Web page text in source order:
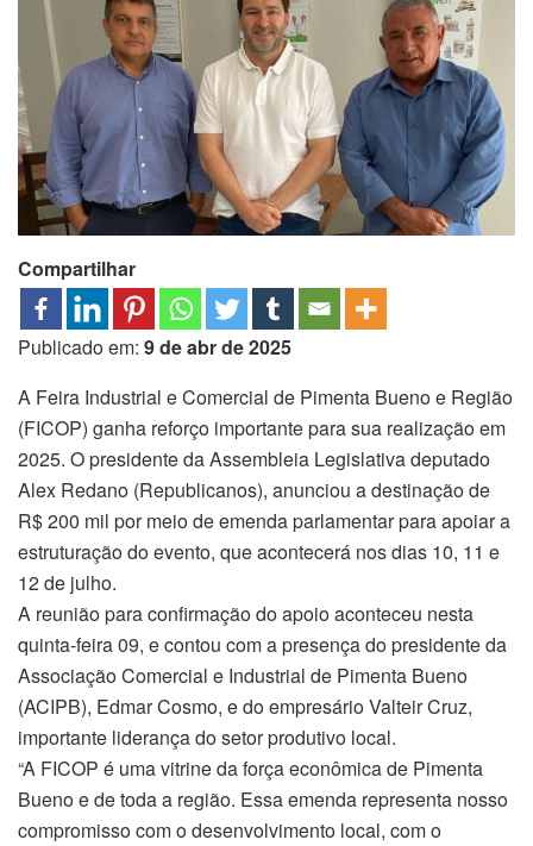
Compartilhar
Publicado em: 9 de abr de 2025
A Feira Industrial e Comercial de Pimenta Bueno e Região
(FICOP) ganha reforço importante para sua realização em
2025. O presidente da Assembleia Legislativa deputado
Alex Redano (Republicanos), anunciou a destinação de
R$ 200 mil por meio de emenda parlamentar para apoiar a
estruturação do evento, que acontecerá nos dias 10, 11 e
12 de julho.
A reunião para confirmação do apoio aconteceu nesta
quinta-feira 09, e contou com a presença do presidente da
Associação Comercial e Industrial de Pimenta Bueno
(ACIPB), Edmar Cosmo, e do empresário Valteir Cruz,
importante liderança do setor produtivo local.
“A FICOP é uma vitrine da força econômica de Pimenta
Bueno e de toda a região. Essa emenda representa nosso
compromisso com o desenvolvimento local, com o